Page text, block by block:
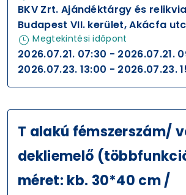
BKV Zrt. Ajándéktárgy és
Budapest VII. kerület, Akácfa
Megtekintési időpont
2026.07.21. 07:30 - 2026.07.21.
2026.07.23. 13:00 - 2026.07.23.
T alakú fémszerszám/
dekliemelő
méret: kb. 30*40 cm /